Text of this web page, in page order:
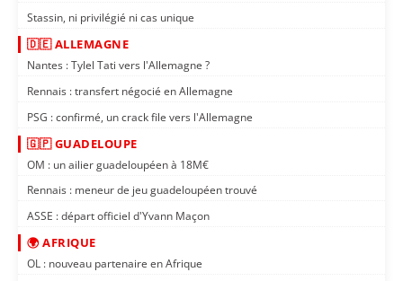
Stassin, ni privilégié ni cas unique
🇩🇪 ALLEMAGNE
Nantes : Tylel Tati vers l'Allemagne ?
Rennais : transfert négocié en Allemagne
PSG : confirmé, un crack file vers l'Allemagne
🇬🇵 GUADELOUPE
OM : un ailier guadeloupéen à 18M€
Rennais : meneur de jeu guadeloupéen trouvé
ASSE : départ officiel d'Yvann Maçon
🌍 AFRIQUE
OL : nouveau partenaire en Afrique